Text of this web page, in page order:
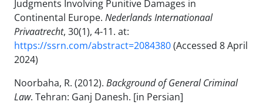
Judgments Involving Punitive Damages in
Continental Europe. Nederlands Internationaal
Privaatrecht, 30(1), 4-11. at:
https://ssrn.com/abstract=2084380(Accessed 8 April
2024)
Noorbaha, R. (2012). Background of General Criminal
Law. Tehran: Ganj Danesh. [in Persian]